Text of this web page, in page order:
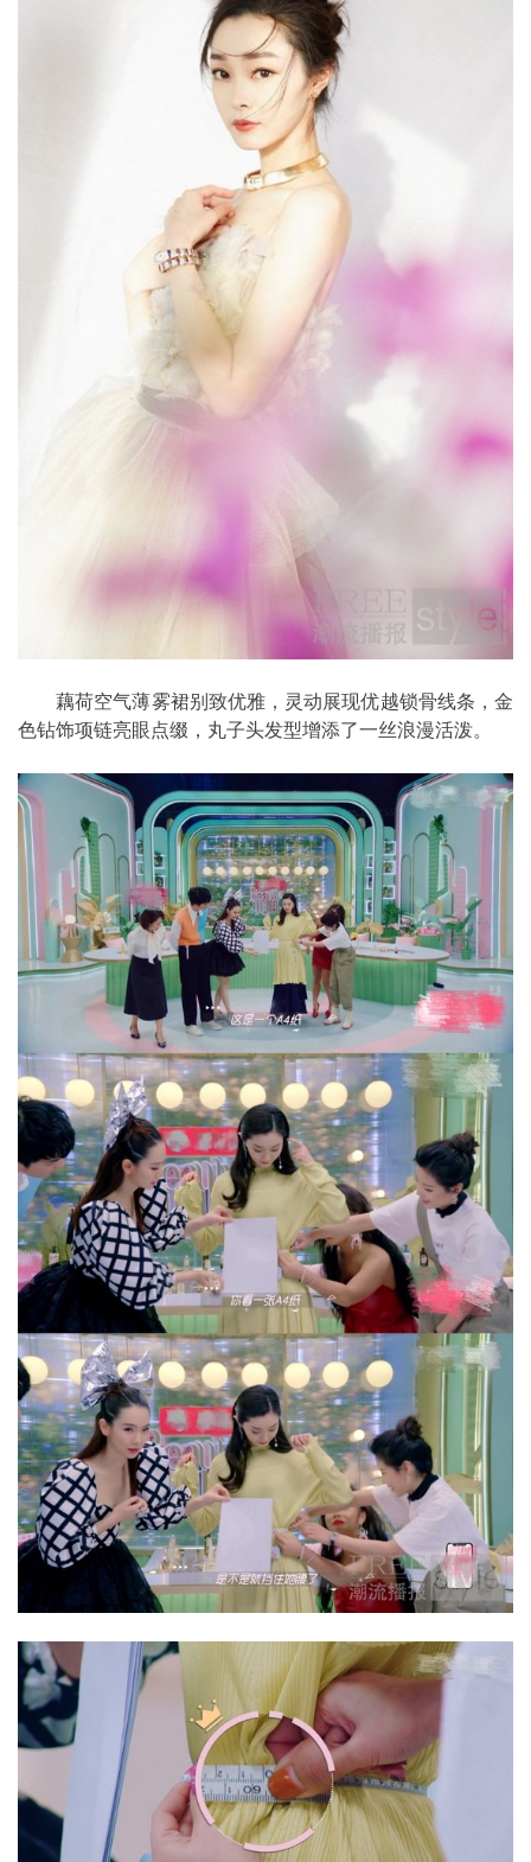
藕荷空气薄雾裙别致优雅，灵动展现优越锁骨线条，金
色钻饰项链亮眼点缀，丸子头发型增添了一丝浪漫活泼。